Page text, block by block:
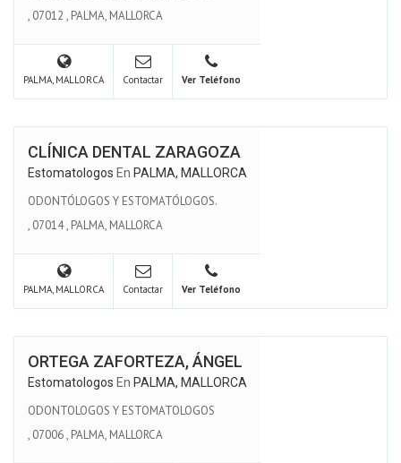
, 07012 , PALMA, MALLORCA
PALMA, MALLORCA Contactar Ver Teléfono
CLÍNICA DENTAL ZARAGOZA
Estomatologos En PALMA, MALLORCA
ODONTÓLOGOS Y ESTOMATÓLOGOS.
, 07014, PALMA, MALLORCA
PALMA, MALLORCA Contactar Ver Teléfono
ORTEGA ZAFORTEZA, ÁNGEL
Estomatologos En PALMA, MALLORCA
ODONTOLOGOS Y ESTOMATOLOGOS
, 07006, PALMA, MALLORCA